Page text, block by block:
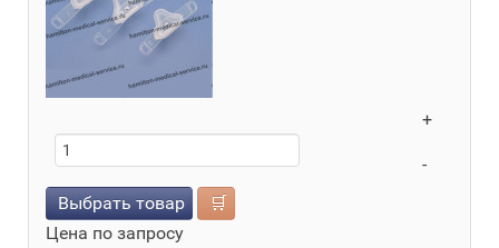
+
-
Выбрать товар
🛒
Цена по запросу